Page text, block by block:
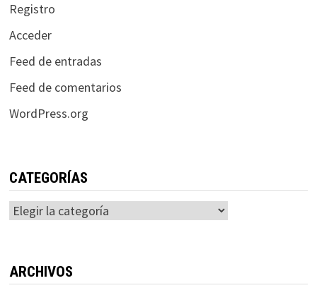
Registro
Acceder
Feed de entradas
Feed de comentarios
WordPress.org
CATEGORÍAS
Categorías
ARCHIVOS